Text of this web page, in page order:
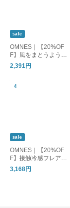
sale
OMNES｜【20%OF
F】風をまとうように
軽やかに。一枚で決ま
る主役ロングスカート
2,391円
sale
OMNES｜【20%OF
F】接触冷感フレアギ
ャザースカート
3,168円